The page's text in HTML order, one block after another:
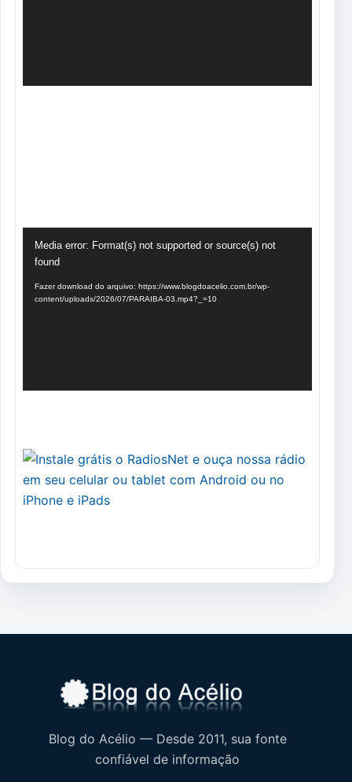
de
Media error: Format(s) not supported or source(s) not
found
Fazer download do arquivo: https://www.blogdoacelio.com.br/wp-
content/uploads/2026/07/PARAIBA-03.mp4?_=10
Blog do Acélio — Desde 2011, sua fonte
confiável de informação